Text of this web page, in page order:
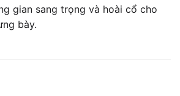
gian sang trọng và hoài cổ cho
bày.